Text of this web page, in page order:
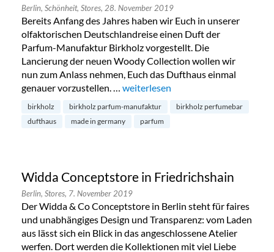
Berlin, Schönheit, Stores, 28. November 2019
Bereits Anfang des Jahres haben wir Euch in unserer
olfaktorischen Deutschlandreise einen Duft der
Parfum-Manufaktur Birkholz vorgestellt. Die
Lancierung der neuen Woody Collection wollen wir
nun zum Anlass nehmen, Euch das Dufthaus einmal
genauer vorzustellen. … „Parfum-Manufaktur Birkholz in
weiterlesen
birkholz birkholz parfum-manufaktur
birkholz perfumebar
dufthaus
made in germany parfum
Widda Conceptstore in Friedrichshain
Berlin, Stores, 7. November 2019
Der Widda & Co Conceptstore in Berlin steht für faires
und unabhängiges Design und Transparenz: vom Laden
aus lässt sich ein Blick in das angeschlossene Atelier
werfen. Dort werden die Kollektionen mit viel Liebe